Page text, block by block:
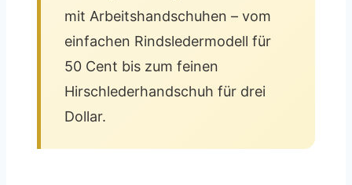
mit Arbeitshandschuhen – vom
einfachen Rindsledermodell für
50 Cent bis zum feinen
Hirschlederhandschuh für drei
Dollar.